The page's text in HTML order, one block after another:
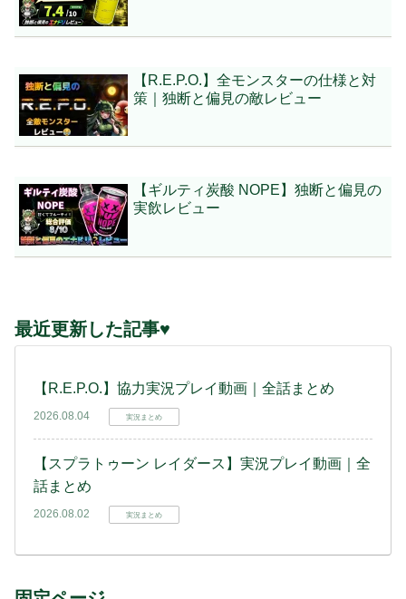
【R.E.P.O.】全モンスターの仕様と対
策｜独断と偏見の敵レビュー
【ギルティ炭酸 NOPE】独断と偏見の
実飲レビュー
最近更新した記事♥
【R.E.P.O.】協力実況プレイ動画｜全話まとめ
2026.08.04 実況まとめ
【スプラトゥーン レイダース】実況プレイ動画｜全
話まとめ
2026.08.02 実況まとめ